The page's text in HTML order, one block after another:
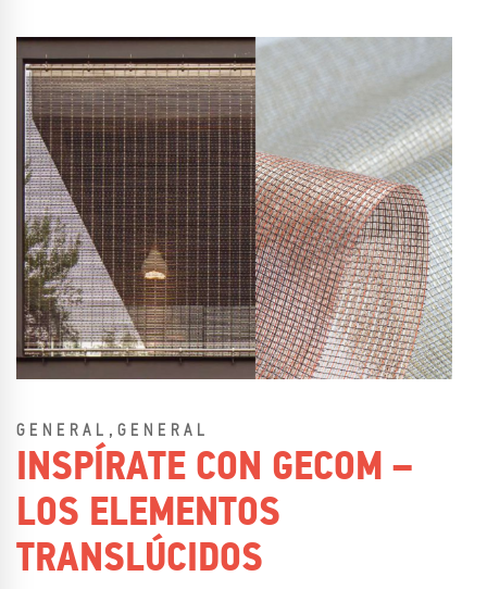
GENERAL , GENERAL
INSPÍRATE CON GECOM –
LOS ELEMENTOS
TRANSLÚCIDOS